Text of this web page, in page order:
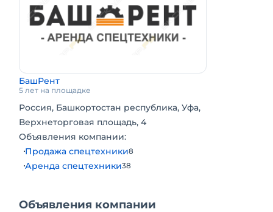
БашРент
5 лет на площадке
Россия, Башкортостан республика, Уфа,
Верхнеторговая площадь, 4
Объявления компании:
Продажа спецтехники8
Аренда спецтехники38
Объявления компании